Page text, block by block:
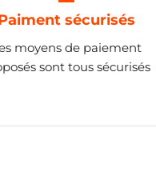
sécurisés
moyens de paiement
sont tous sécurisés